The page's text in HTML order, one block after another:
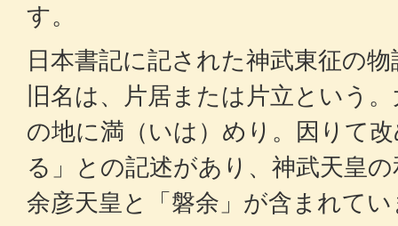
す。
日本書記に記された神武東征の
旧名は、片居または片立という
の地に満（いは）めり。因りて
る」との記述があり、神武天皇
余彦天皇と「磐余」が含まれて